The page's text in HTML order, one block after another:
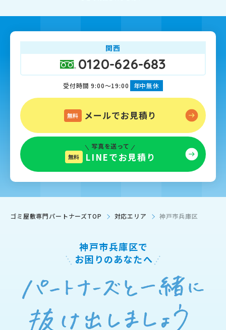
関西
0120-626-683
受付時間 9:00～19:00 年中無休
無料 メールでお見積り
写真を送って
無料 LINEでお見積り
ゴミ屋敷専門パートナーズTOP 対応エリア 神戸市兵庫区
神戸市兵庫区で
お困りのあなたへ